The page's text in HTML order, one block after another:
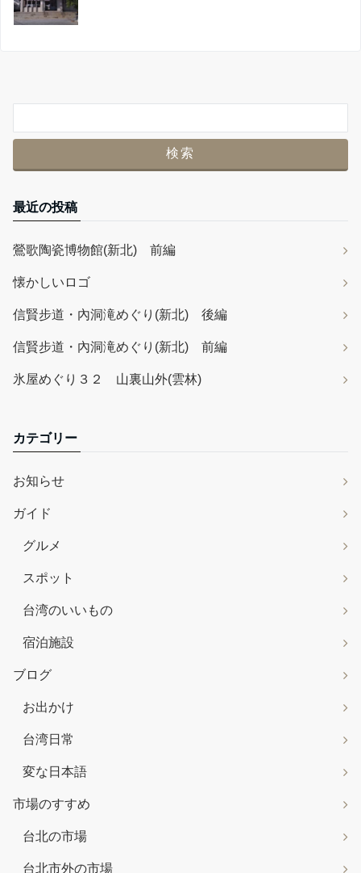
最近の投稿
鶯歌陶瓷博物館(新北) 前編
懐かしいロゴ
信賢步道・內洞滝めぐり(新北) 後編
信賢步道・內洞滝めぐり(新北) 前編
氷屋めぐり３２ 山裏山外(雲林)
カテゴリー
お知らせ
ガイド
グルメ
スポット
台湾のいいもの
宿泊施設
ブログ
お出かけ
台湾日常
変な日本語
市場のすすめ
台北の市場
台北市外の市場